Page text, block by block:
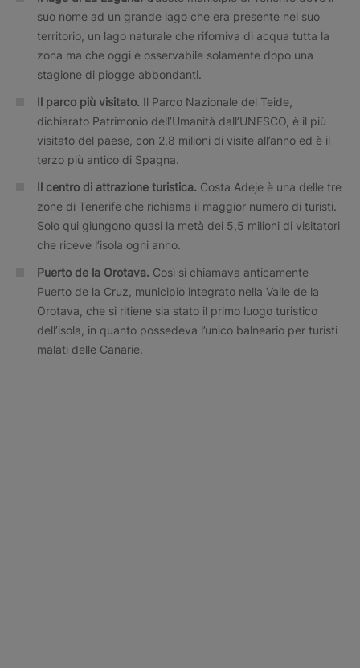
suo nome ad un grande lago che era presente nel suo
territorio, un lago naturale che riforniva di acqua tutta la
zona ma che oggi è osservabile solamente dopo una
stagione di piogge abbondanti.
Il parco più visitato. Il Parco Nazionale del Teide,
dichiarato Patrimonio dell’Umanità dall’UNESCO, è il più
visitato del paese, con 2,8 milioni di visite all’anno ed è il
terzo più antico di Spagna.
Il centro di attrazione turistica. Costa Adeje è una delle tre
zone di Tenerife che richiama il maggior numero di turisti.
Solo qui giungono quasi la metà dei 5,5 milioni di visitatori
che riceve l’isola ogni anno.
Puerto de la Orotava. Così si chiamava anticamente
Puerto de la Cruz, municipio integrato nella Valle de la
Orotava, che si ritiene sia stato il primo luogo turistico
dell’isola, in quanto possedeva l’unico balneario per turisti
malati delle Canarie.